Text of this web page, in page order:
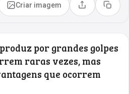
Criar imagem Compartilhar
Copiar
por grandes golpes
raras vezes, mas
que ocorrem